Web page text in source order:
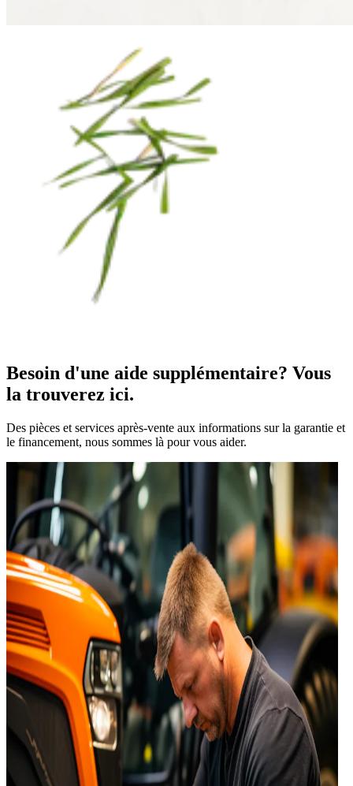
Besoin d'une aide supplémentaire? Vous
la trouverez ici.
Des pièces et services après-vente aux informations sur la garantie et
le financement, nous sommes là pour vous aider.